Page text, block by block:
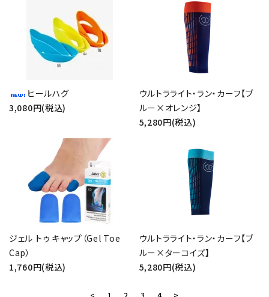
ヒールハグ
3,080円(税込)
ウルトラライト・ラン・カーフ【ブ
ルー×オレンジ】
5,280円(税込)
ジェル トゥ キャップ（Gel Toe
Cap）
1,760円(税込)
ウルトラライト・ラン・カーフ【ブ
ルー×ターコイズ】
5,280円(税込)
< 1 2 3 4
>